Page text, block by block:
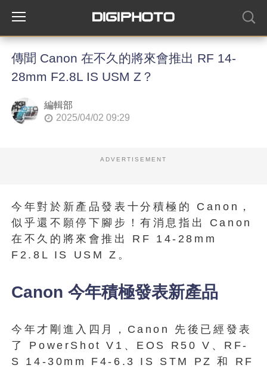
傳聞 Canon 在不久的將來會推出 RF 14-
28mm F2.8L IS USM Z？
編輯部
2025/04/02 09:29
ADVERTISEMENT
今年對於新產品發表十分積極的 Canon，
似乎還不願停下腳步！有消息指出 Canon
在不久的將來會推出 RF 14-28mm
F2.8L IS USM Z。
Canon 今年積極發表新產品
今年才剛進入四月，Canon 先後已經發表
了 PowerShot V1、EOS R50 V、RF-
S 14-30mm F4-6.3 IS STM PZ 和 RF